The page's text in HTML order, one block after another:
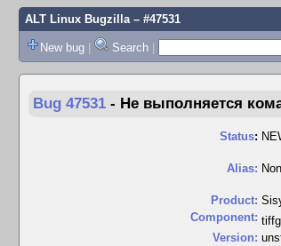
ALT Linux Bugzilla– #47531
New bug | Search |
Bug 47531 - Не выполняется
Status:
Alias:
Product:
Component:
Version: